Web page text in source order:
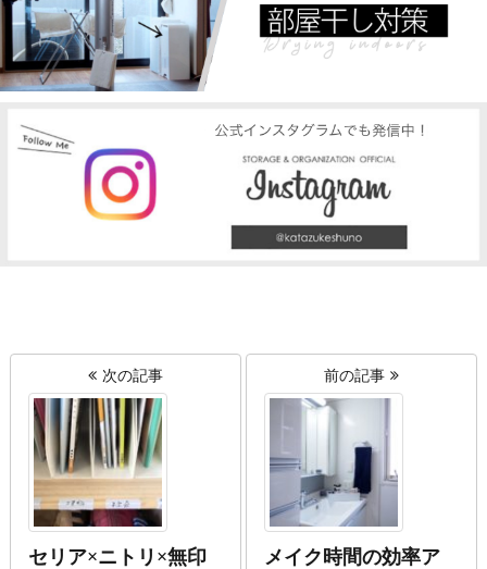
次の記事
セリア×ニトリ×無印
前の記事
メイク時間の効率ア